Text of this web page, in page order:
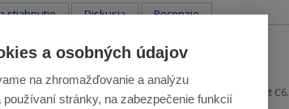
stiahnutie Diskusia Recenzie
C6 - 2 ks
utierok je určená pre robotický čistič okien Xiaomi Hutt C6.
a osobných údajov
na zhromažďovanie a analýzu
stránky, na zabezpečenie funkcií